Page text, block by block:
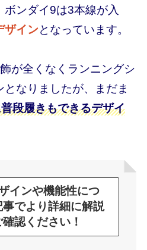
ンダイ9は3本線が入
ザインとなっています。
が全くなくランニングシ
となりましたが、まだま
段履きもできるデザイ
インや機能性につ
でより詳細に解説
認ください！